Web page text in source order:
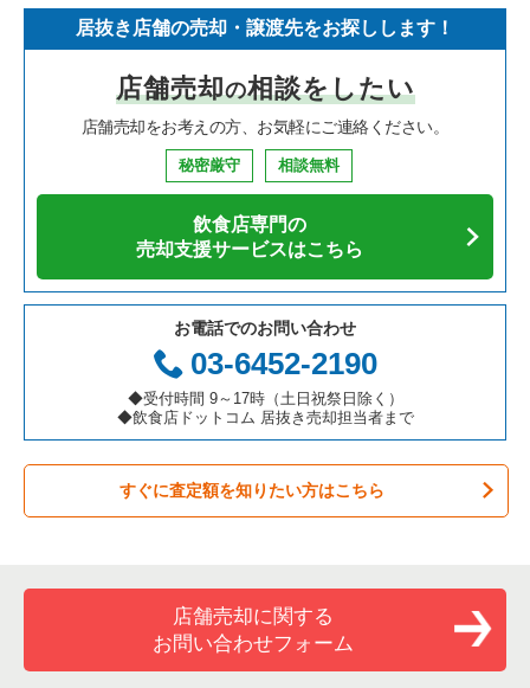
寿司の居抜き売却物件の案件一覧
焼肉の居抜き売却物件の案件一覧
鉄板焼き・お好み焼の居抜き売却物件の案件一覧
カフェの居抜き売却物件の案件一覧
テイクアウトの居抜き売却物件の案件一覧
お弁当・惣菜・デリの居抜き売却物件の案件一覧
カラオケ・パブ・スナックの居抜き売却物件の案件一覧
バーの居抜き売却物件の案件一覧
居酒屋・ダイニングバーの居抜き売却物件の案件一覧
洋食の居抜き売却物件の案件一覧
神奈川県の飲食店の居抜き売却物件の案件一覧
大阪府の飲食店の居抜き売却物件の案件一覧
兵庫県の飲食店の居抜き売却物件の案件一覧
愛知県の飲食店の居抜き売却物件の案件一覧
岐阜県の飲食店の居抜き売却物件の案件一覧
三重県の飲食店の居抜き売却物件の案件一覧
名古屋市名東区の飲食店の居抜き売却物件の案件一覧
名古屋市東区の飲食店の居抜き売却物件の案件一覧
名古屋市西区の飲食店の居抜き売却物件の案件一覧
名古屋市中区の飲食店の居抜き売却物件の案件一覧
春日井市の飲食店の居抜き売却物件の案件一覧
名古屋市瑞穂区の飲食店の居抜き売却物件の案件一覧
名古屋市北区の飲食店の居抜き売却物件の案件一覧
名古屋市中川区の飲食店の居抜き売却物件の案件一覧
一宮市の飲食店の居抜き売却物件の案件一覧
名古屋市天白区の飲食店の居抜き売却物件の案件一覧
愛知県のイタリア料理の居抜き売却物件の案件一覧
愛知県の中華の居抜き売却物件の案件一覧
愛知県のそば・うどんの居抜き売却物件の案件一覧
愛知県の焼肉の居抜き売却物件の案件一覧
愛知県の鉄板焼き・お好み焼の居抜き売却物件の案件一覧
愛知県のアジア料理の居抜き売却物件の案件一覧
愛知県のカフェの居抜き売却物件の案件一覧
愛知県のテイクアウトの居抜き売却物件の案件一覧
愛知県のお弁当・惣菜・デリの居抜き売却物件の案件一覧
愛知県のバーの居抜き売却物件の案件一覧
愛知県の居酒屋・ダイニングバーの居抜き売却物件の案件一覧
池下駅のカフェの居抜き売却物件の案件一覧
池下駅のカラオケ・パブ・スナックの居抜き売却物件の案件一
池下駅のその他の居抜き売却物件の案件一覧
居抜き店舗の売却・譲渡先をお探しします！
店舗売却の相談をしたい
店舗売却をお考えの方、お気軽にご連絡ください。
秘密厳守 相談無料
飲食店専門の
売却支援サービスはこちら
お電話でのお問い合わせ
03-6452-2190
◆受付時間 9～17時（土日祝祭日除く）
◆飲食店ドットコム 居抜き売却担当者まで
すぐに査定額を知りたい方はこちら
店舗売却に関する
お問い合わせフォーム